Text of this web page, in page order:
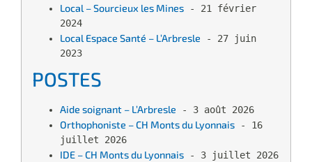
Local – Sourcieux les Mines - 21 février
2024
Local Espace Santé – L’Arbresle - 27 juin
2023
POSTES
Aide soignant – L’Arbresle - 3 août 2026
Orthophoniste – CH Monts du Lyonnais - 16
juillet 2026
IDE – CH Monts du Lyonnais - 3 juillet 2026